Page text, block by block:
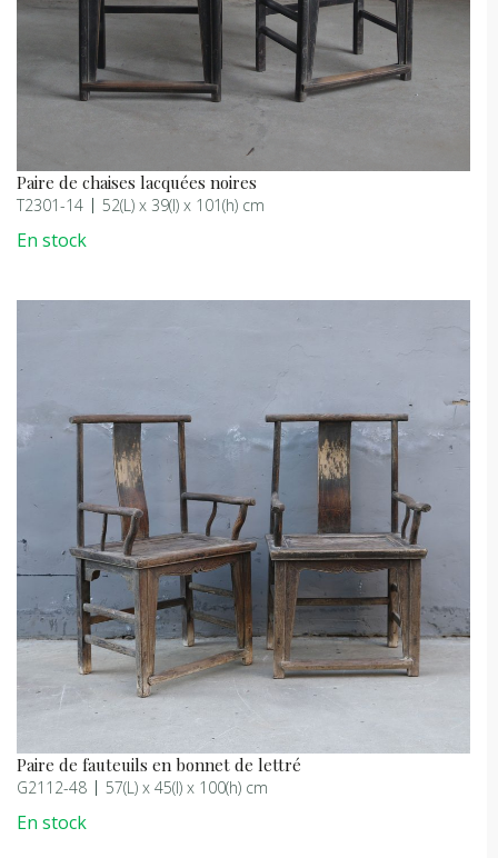
Paire de chaises lacquées noires
T2301-14 52(L) x 39(l) x 101(h) cm
En stock
Paire de fauteuils en bonnet de lettré
G2112-48 57(L) x 45(l) x 100(h) cm
En stock